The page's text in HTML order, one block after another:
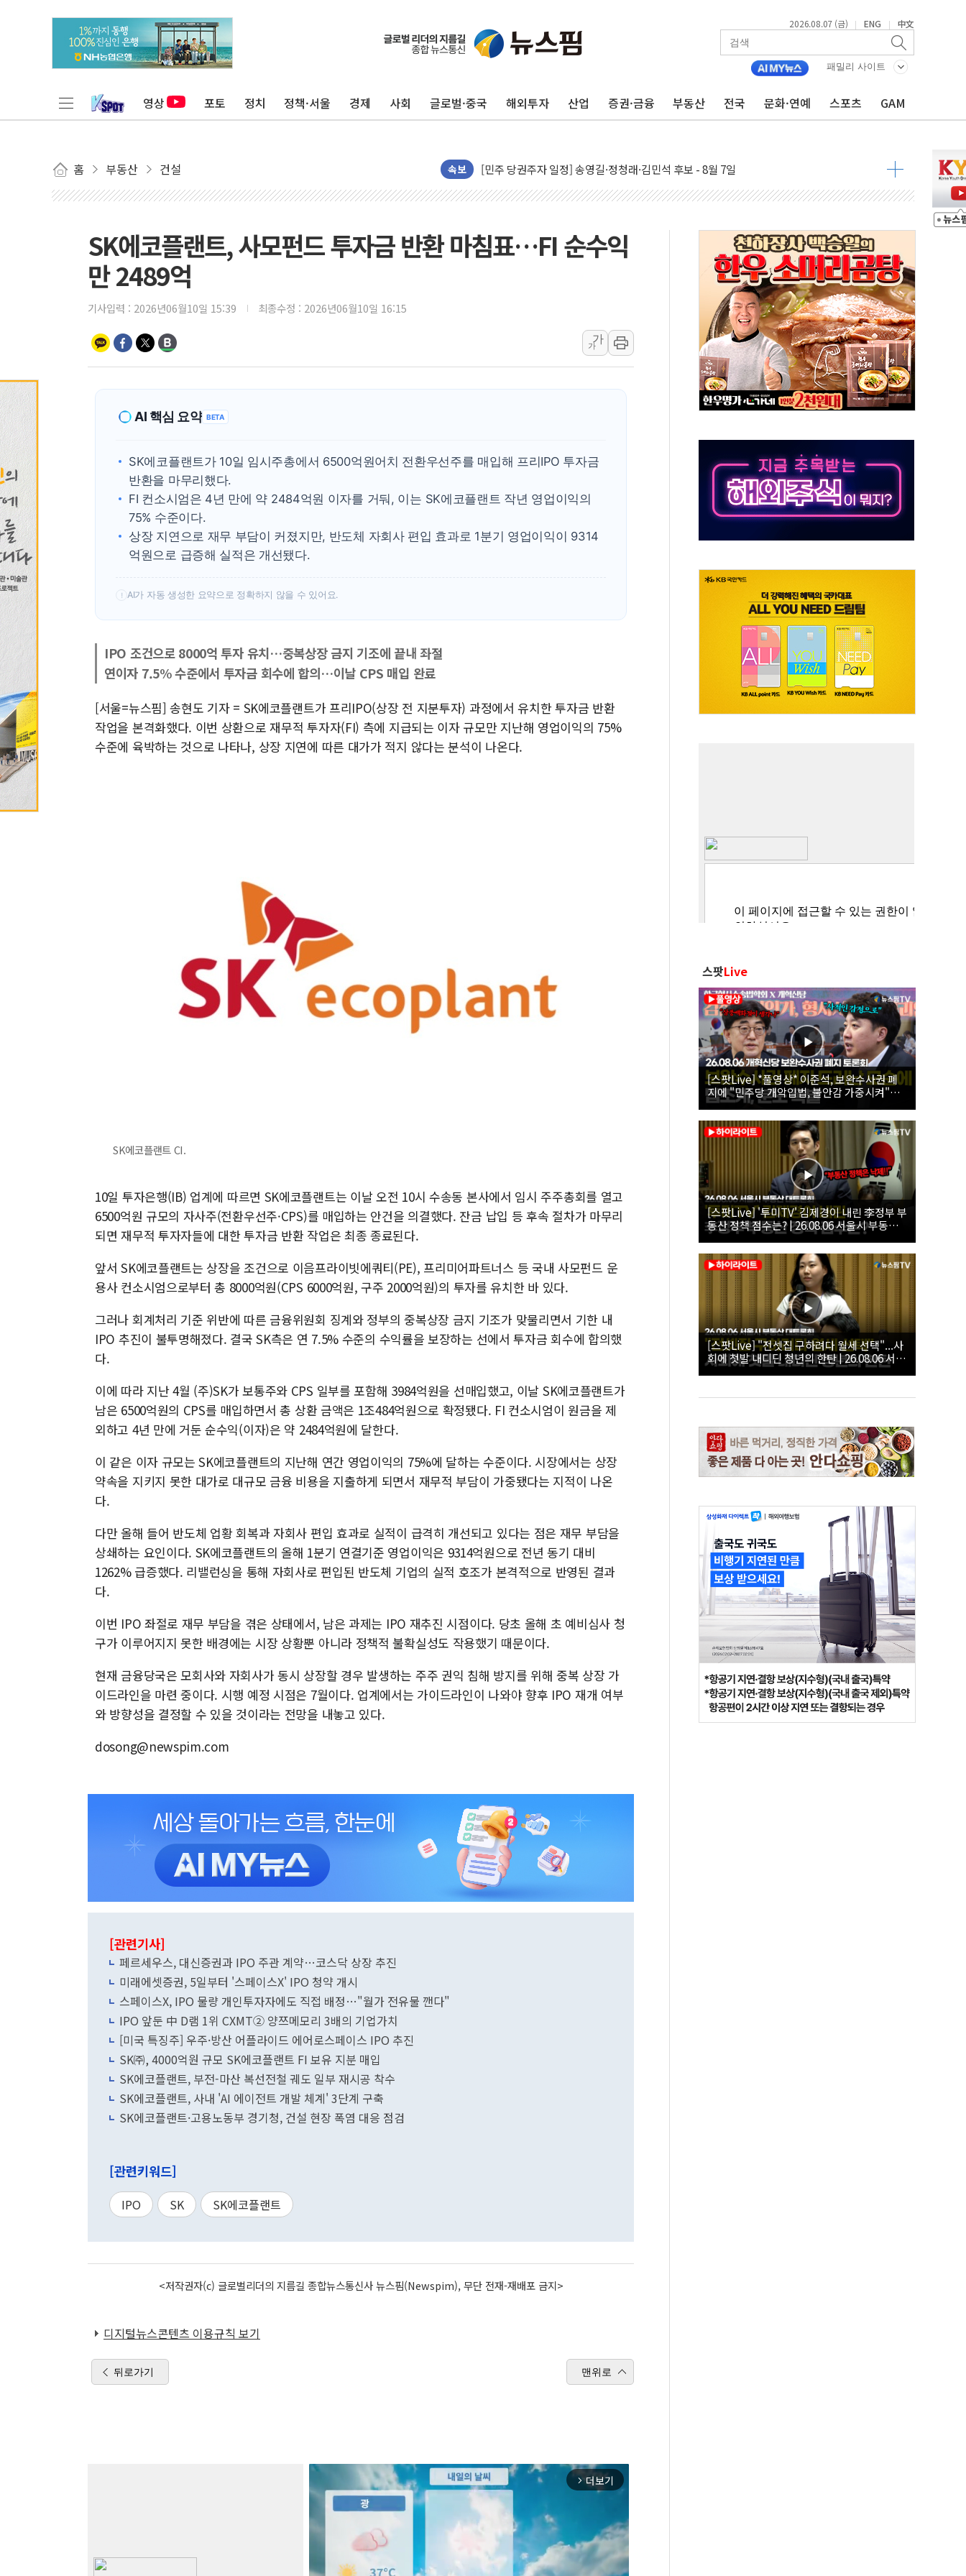
2026.08.07 (금) | ENG | 中文
패밀리 사이트
영상 포토 정치 정책·서울 경제 사회 글로벌·중국 해외투자 산업 증권·금융 부동산 전국 문화·연예 스포츠 GAM
홈 부동산 건설 속보
뉴욕증시, 유가·금리 부담에 하락…다우 5거래일 랠리 '마침표'
이란, 오만과 호르무즈 해협 재개방 합의 막바지.."美와 직접 협상 없어"
李대통령, 오늘 부동산 정책 점검 2차 회의…주택 공급 대책 막바지 조율할 듯
[오늘의 정치일정] 8월 7일(금)
이란, 美·이스라엘 선박 호르무즈 통항 제한 추진…美 "통행 막을 권한 없어"
유럽증시, 견조한 실적 소화하며 대부분 상승… "2분기 기업 순이익 21% 증가" 전망
리투아니아 국방 "러, 우크라 드론으로 나토 회원국 공격 검토… 거짓 깃발 작전"
구광모, 내주 실리콘밸리서 젠슨 황 재회…로봇·AI 데이터센터·모빌리티 구체화
뉴욕증시 개장 전 특징주...모더나·아이온큐·도어대시↑ VS 샌디스크·피그마·앱러빈↓
김정관 장관 "영업이익 N% 성과급 반대…상법·자본시장법 개정 논의"
뉴욕증시 프리뷰, 미 주가선물 AI주 차익실현 속 혼조세...웨스턴디지털·샌디스크↓
청와대, 북한 단거리 탄도미사일 발사에 긴급 안보 점검회의
금값 7주 만에 최고…美 고용 둔화·호르무즈 재개방 기대에 강세
[베트남 증시] 지수 하락 속 'DGC' 임시 주총 기대감에 홀로 상한가…마진 잔액은 사상 최고
'월가의 황제' 다이먼 "금융시장 레버리지 위험수위…숨은 차입이 더 큰 변수"
양주 섬유염색공장서 화재 1명 중상…대응 1단계 진압 중
SK에코플랜트, 사모펀드 투자금 반환 마침표…FI 순수익
만 2489억
기사입력 : 2026년06월10일 15:39 최종수정 : 2026년06월10일 16:15
가
가
AI 핵심 요약 BETA
SK에코플랜트가 10일 임시주총에서 6500억원어치 전환우선주를 매입해 프리IPO 투자금
반환을 마무리했다.
FI 컨소시엄은 4년 만에 약 2484억원 이자를 거둬, 이는 SK에코플랜트 작년 영업이익의
75% 수준이다.
상장 지연으로 재무 부담이 커졌지만, 반도체 자회사 편입 효과로 1분기 영업이익이 9314
억원으로 급증해 실적은 개선됐다.
! AI가 자동 생성한 요약으로 정확하지 않을 수 있어요.
IPO 조건으로 8000억 투자 유치…중복상장 금지 기조에 끝내 좌절
연이자 7.5% 수준에서 투자금 회수에 합의…이날 CPS 매입 완료
[서울=뉴스핌] 송현도 기자 = SK에코플랜트가 프리IPO(상장 전 지분투자) 과정에서 유치한 투자금 반환
작업을 본격화했다. 이번 상환으로 재무적 투자자(FI) 측에 지급되는 이자 규모만 지난해 영업이익의 75%
수준에 육박하는 것으로 나타나, 상장 지연에 따른 대가가 적지 않다는 분석이 나온다.
SK에코플랜트 CI.
10일 투자은행(IB) 업계에 따르면 SK에코플랜트는 이날 오전 10시 수송동 본사에서 임시 주주총회를 열고
6500억원 규모의 자사주(전환우선주·CPS)를 매입하는 안건을 의결했다. 잔금 납입 등 후속 절차가 마무리
되면 재무적 투자자들에 대한 투자금 반환 작업은 최종 종료된다.
앞서 SK에코플랜트는 상장을 조건으로 이음프라이빗에쿼티(PE), 프리미어파트너스 등 국내 사모펀드 운
용사 컨소시엄으로부터 총 8000억원(CPS 6000억원, 구주 2000억원)의 투자를 유치한 바 있다.
그러나 회계처리 기준 위반에 따른 금융위원회 징계와 정부의 중복상장 금지 기조가 맞물리면서 기한 내
IPO 추진이 불투명해졌다. 결국 SK측은 연 7.5% 수준의 수익률을 보장하는 선에서 투자금 회수에 합의했
다.
이에 따라 지난 4월 (주)SK가 보통주와 CPS 일부를 포함해 3984억원을 선매입했고, 이날 SK에코플랜트가
남은 6500억원의 CPS를 매입하면서 총 상환 금액은 1조484억원으로 확정됐다. FI 컨소시엄이 원금을 제
외하고 4년 만에 거둔 순수익(이자)은 약 2484억원에 달한다.
이 같은 이자 규모는 SK에코플랜트의 지난해 연간 영업이익의 75%에 달하는 수준이다. 시장에서는 상장
약속을 지키지 못한 대가로 대규모 금융 비용을 지출하게 되면서 재무적 부담이 가중됐다는 지적이 나온
다.
다만 올해 들어 반도체 업황 회복과 자회사 편입 효과로 실적이 급격히 개선되고 있다는 점은 재무 부담을
상쇄하는 요인이다. SK에코플랜트의 올해 1분기 연결기준 영업이익은 9314억원으로 전년 동기 대비
1262% 급증했다. 리밸런싱을 통해 자회사로 편입된 반도체 기업의 실적 호조가 본격적으로 반영된 결과
다.
이번 IPO 좌절로 재무 부담을 겪은 상태에서, 남은 과제는 IPO 재추진 시점이다. 당초 올해 초 예비심사 청
구가 이루어지지 못한 배경에는 시장 상황뿐 아니라 정책적 불확실성도 작용했기 때문이다.
현재 금융당국은 모회사와 자회사가 동시 상장할 경우 발생하는 주주 권익 침해 방지를 위해 중복 상장 가
이드라인을 마련 중이다. 시행 예정 시점은 7월이다. 업계에서는 가이드라인이 나와야 향후 IPO 재개 여부
와 방향성을 결정할 수 있을 것이라는 전망을 내놓고 있다.
dosong@newspim.com
[관련기사]
페르세우스, 대신증권과 IPO 주관 계약…코스닥 상장 추진
미래에셋증권, 5일부터 '스페이스X' IPO 청약 개시
스페이스X, IPO 물량 개인투자자에도 직접 배정…"월가 전유물 깬다"
IPO 앞둔 中 D램 1위 CXMT② 양쯔메모리 3배의 기업가치
[미국 특징주] 우주·방산 어플라이드 에어로스페이스 IPO 추진
SK㈜, 4000억원 규모 SK에코플랜트 FI 보유 지분 매입
SK에코플랜트, 부전-마산 복선전철 궤도 일부 재시공 착수
SK에코플랜트, 사내 'AI 에이전트 개발 체계' 3단계 구축
SK에코플랜트·고용노동부 경기청, 건설 현장 폭염 대응 점검
[관련키워드]
IPO SK SK에코플랜트
<저작권자(c) 글로벌리더의 지름길 종합뉴스통신사 뉴스핌(Newspim), 무단 전재-재배포 금지>
디지털뉴스콘텐츠 이용규칙 보기
뒤로가기 맨위로
arrow_forward_ios 더보기
스팟Live
[스팟Live] *풀영상* 이준석, 보완수사권 폐
지에 "민주당 개악입법, 불안감 가중시켜"｜
26.08.06 개혁신당 보완수사권 폐지 토론회
[스팟Live] '투미TV' 김제경이 내린 李정부 부
동산 정책 점수는? | 26.08.06 서울시 부동산
대토론회
[스팟Live] "전셋집 구하려다 월세 선택"...사
회에 첫발 내디딘 청년의 한탄 | 26.08.06 서울
시 부동산 대토론회